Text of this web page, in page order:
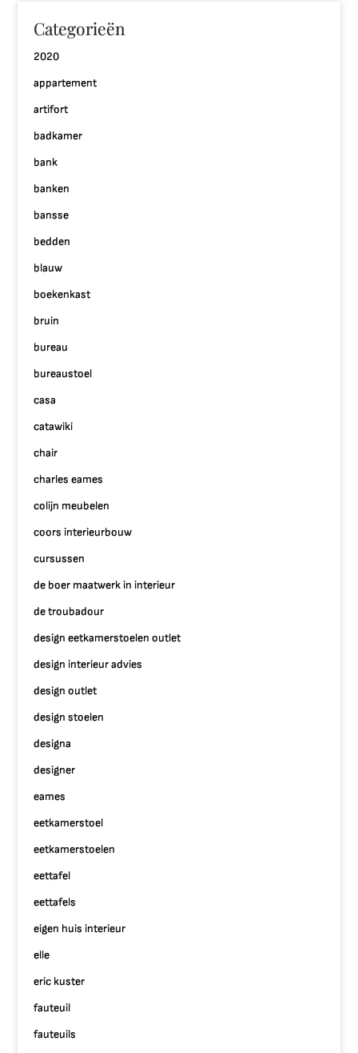
Categorieën
2020
appartement
artifort
badkamer
bank
banken
bansse
bedden
blauw
boekenkast
bruin
bureau
bureaustoel
casa
catawiki
chair
charles eames
colijn meubelen
coors interieurbouw
cursussen
de boer maatwerk in interieur
de troubadour
design eetkamerstoelen outlet
design interieur advies
design outlet
design stoelen
designa
designer
eames
eetkamerstoel
eetkamerstoelen
eettafel
eettafels
eigen huis interieur
elle
eric kuster
fauteuil
fauteuils